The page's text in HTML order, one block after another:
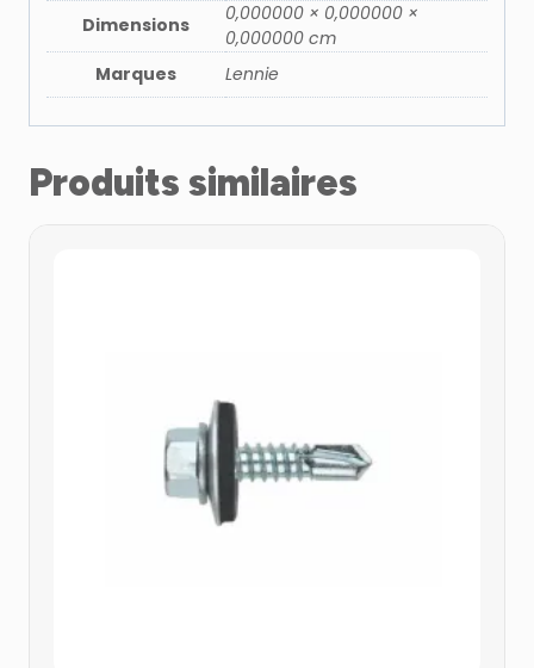
Dimensions
0,000000 × 0,000000 ×
0,000000 cm
Marques
Lennie
Produits similaires